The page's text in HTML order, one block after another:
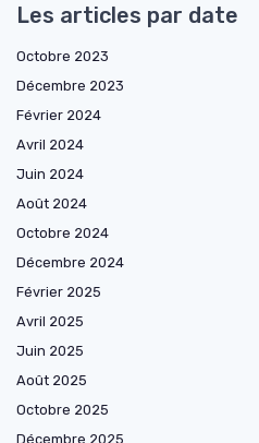
Les articles par date
Octobre 2023
Décembre 2023
Février 2024
Avril 2024
Juin 2024
Août 2024
Octobre 2024
Décembre 2024
Février 2025
Avril 2025
Juin 2025
Août 2025
Octobre 2025
Décembre 2025